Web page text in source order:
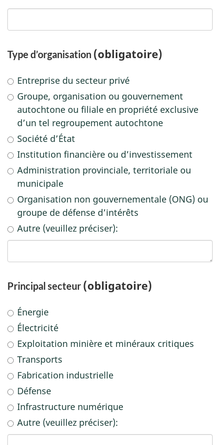
Type d’organisation (obligatoire)
Entreprise du secteur privé
Groupe, organisation ou gouvernement
autochtone ou filiale en propriété exclusive
d’un tel regroupement autochtone
Société d’État
Institution financière ou d’investissement
Administration provinciale, territoriale ou
municipale
Organisation non gouvernementale (ONG) ou
groupe de défense d’intérêts
Autre (veuillez préciser):
Principal secteur (obligatoire)
Énergie
Électricité
Exploitation minière et minéraux critiques
Transports
Fabrication industrielle
Défense
Infrastructure numérique
Autre (veuillez préciser):